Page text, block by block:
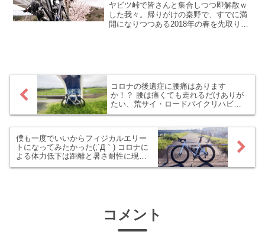
ヤビツ峠で皆さんと集合しつつ即解散ｗ
した我々。帰りがけの秦野で、すでに満
開になりつつある2018年の春を先取りし
コロナの後遺症に腰痛はあります
か！？ 腰は痛くても走れるだけありが
たい、荒サイ・ロードバイクリハビリ
ライド
僕も一度でいいからフィジカルエリー
トになってみたかった(;´Д｀) コロナに
よる体力低下は距離と暑さ耐性に現れ
コメント